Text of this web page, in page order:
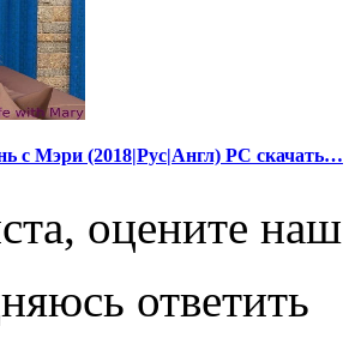
с Мэри (2018|Рус|Англ) PC скачать…
оцените наш
ответить